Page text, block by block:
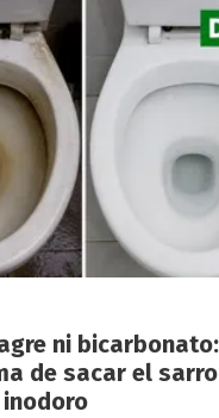
ni
de sacar el